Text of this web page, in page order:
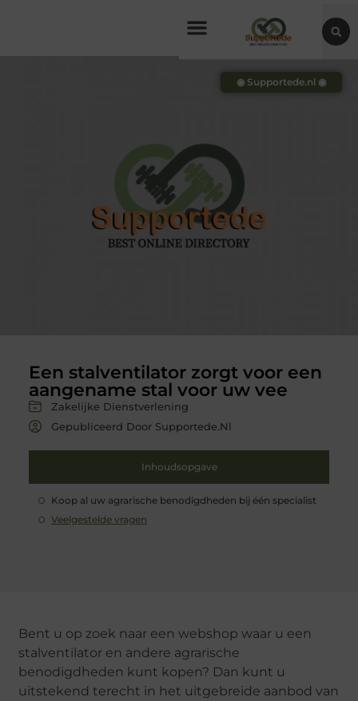
Een stalventilator zorgt voor een
aangename stal voor uw vee
Zakelijke Dienstverlening
Gepubliceerd Door Supportede.nl
Inhoudsopgave
Koop al uw agrarische benodigdheden bij één specialist
Veelgestelde vragen
◉ Supportede.nl ◉
Bent u op zoek naar een webshop waar u een
stalventilator en andere agrarische
benodigdheden kunt kopen? Dan kunt u
uitstekend terecht in het uitgebreide aanbod van